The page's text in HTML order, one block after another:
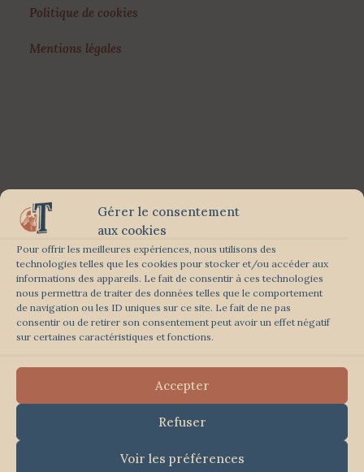
Gérer le consentement
aux cookies
Pour offrir les meilleures expériences, nous utilisons des
technologies telles que les cookies pour stocker et/ou accéder aux
informations des appareils. Le fait de consentir à ces technologies
nous permettra de traiter des données telles que le comportement
de navigation ou les ID uniques sur ce site. Le fait de ne pas
consentir ou de retirer son consentement peut avoir un effet négatif
sur certaines caractéristiques et fonctions.
Accepter
Refuser
Voir les préférences
Politique de cookies
Mentions légales